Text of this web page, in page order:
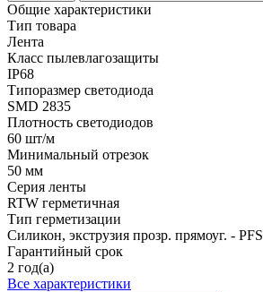
Общие характеристики
Тип товара
Лента
Класс пылевлагозащиты
IP68
Типоразмер светодиода
SMD 2835
Плотность светодиодов
60 шт/м
Минимальный отрезок
50 мм
Серия ленты
RTW герметичная
Тип герметизации
Силикон, экструзия прозр. прямоуг. - PFS
Гарантийный срок
2 год(а)
Все характеристики